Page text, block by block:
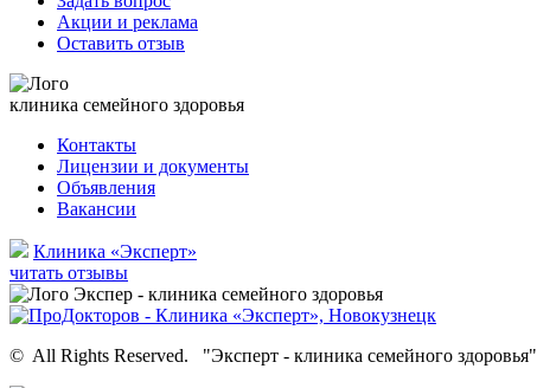
Акции и реклама
Оставить отзыв
клиника семейного здоровья
Контакты
Лицензии и документы
Объявления
Вакансии
Клиника «Эксперт»
читать отзывы
© All Rights Reserved. "Эксперт - клиника семейного здоровья"